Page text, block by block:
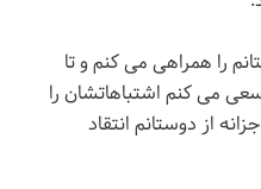
را همراهی می کنم و تا
می کنم اشتباهاتشان را
از دوستانم انتقاد